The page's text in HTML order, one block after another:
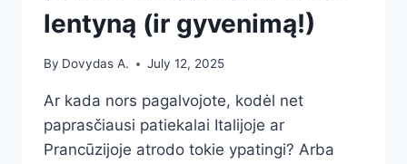
lentyną (ir gyvenimą!)
By Dovydas A. July 12, 2025
Ar kada nors pagalvojote, kodėl net
paprasčiausi patiekalai Italijoje ar
Prancūzijoje atrodo tokie ypatingi? Arba